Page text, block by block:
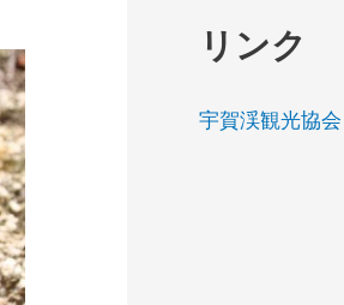
カ
ブ
リンク
宇賀渓観光協会